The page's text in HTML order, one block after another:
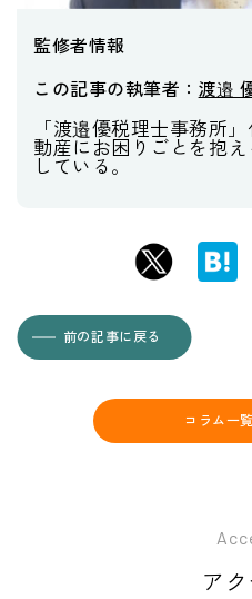
監修者情報
この記事の執筆者： 渡邉
「渡邉優税理士事務所
動産にお困りごとを抱
している。
前の記事に戻る
コラム一
ア